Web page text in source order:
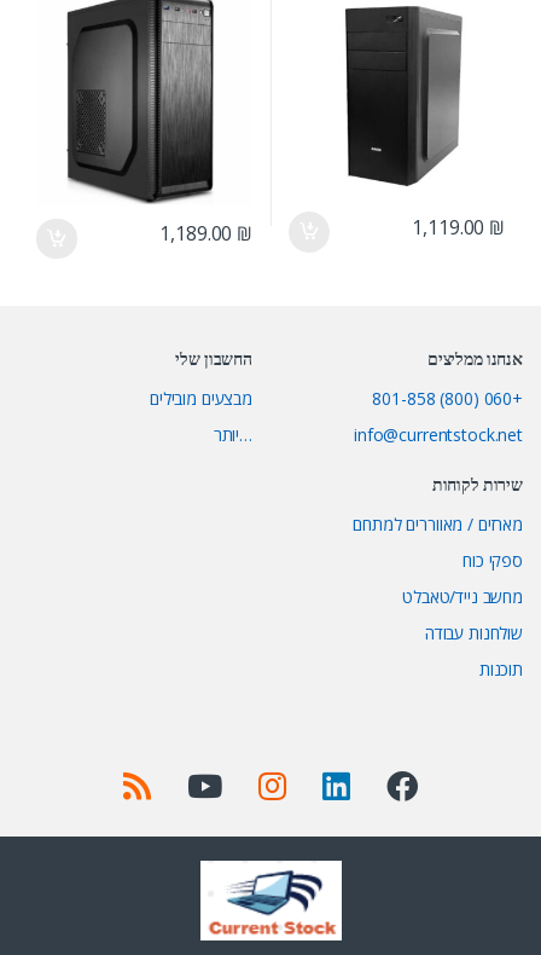
מחשבים (ללא הרכבה)
1,119.00 ₪
מחשבים (ללא הרכבה)
1,189.00 ₪
אנחנו ממליצים
+060 (800) 801-858
info@currentstock.net
החשבון שלי
מבצעים מובילים
…יותר
שירות לקוחות
מארזים / מאווררים למתחם
ספקי כוח
מחשב נייד/טאבלט
שולחנות עבודה
תוכנות